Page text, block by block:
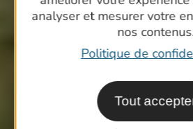
analyser et mesurer votre
nos
Politique de
Tout